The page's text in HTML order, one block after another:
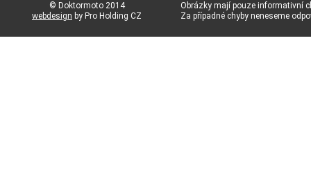
© Doktormoto 2014
webdesign by Pro Holding CZ
Obrázky mají pouze informativní
Za případné chyby neneseme